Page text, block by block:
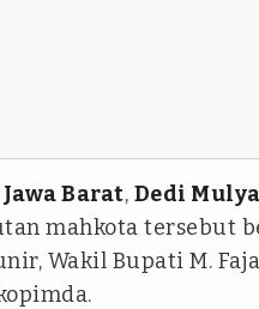
Jawa Barat, Dedi
mahkota tersebut
Wakil Bupati M.